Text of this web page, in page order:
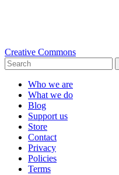
Creative Commons
Who we are
What we do
Blog
Support us
Store
Contact
Privacy
Policies
Terms